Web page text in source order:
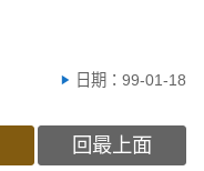
日期：99-01-18
回最上面